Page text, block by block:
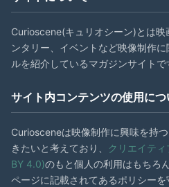
Curioscene(キュリオシーン)とは映
ンタリー、イベントなど映像制作
ルを紹介しているマガジンサイトで
サイト内コンテンツの使用につ
Curiosceneは映像制作に興味を持
きたいと考えており、
クリエイテ
BY 4.0)のもと個人の利用はもちろ
ページに記載されてあるポリシー